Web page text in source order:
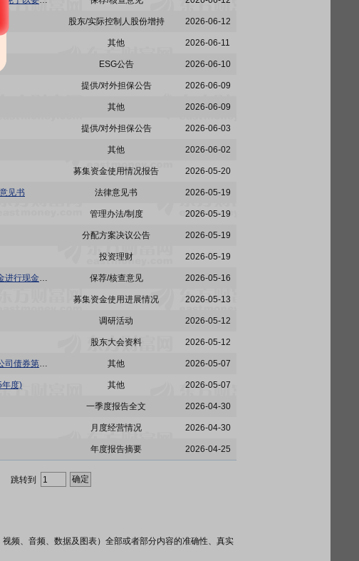
股东/实际控制人股份增持 2026-06-12
其他 2026-06-11
ESG公告 2026-06-10
提供/对外担保公告 2026-06-09
其他 2026-06-09
提供/对外担保公告 2026-06-03
其他 2026-06-02
募集资金使用情况报告 2026-05-20
见书 法律意见书 2026-05-19
管理办法/制度 2026-05-19
分配方案决议公告 2026-05-19
投资理财 2026-05-19
欧派家居:国泰海通证券股份有限公司关于欧派家居集团股份有限公司使用闲置募集资金进行现金管理进展的核查意见 保荐/核查意见 2026-05-16
募集资金使用进展情况 2026-05-13
调研活动 2026-05-12
股东大会资料 2026-05-12
欧派家居:国泰海通证券股份有限公司关于欧派家居集团股份有限公司公开发行可转换公司债券第一次临时受托管理事务报告(2026年度) 其他 2026-05-07
年度) 其他 2026-05-07
一季度报告全文 2026-04-30
月度经营情况 2026-04-30
年度报告摘要 2026-04-25
跳转到
频、音频、数据及图表）全部或者部分内容的准确性、真实